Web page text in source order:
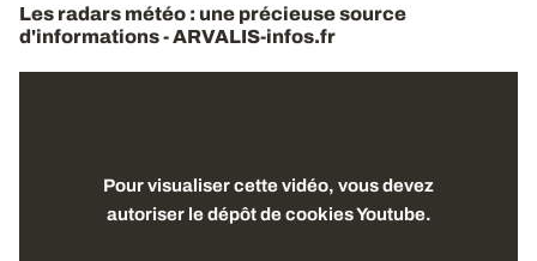
Les radars météo : une précieuse source
d'informations - ARVALIS-infos.fr
Pour visualiser cette vidéo, vous devez
autoriser le dépôt de cookies Youtube.